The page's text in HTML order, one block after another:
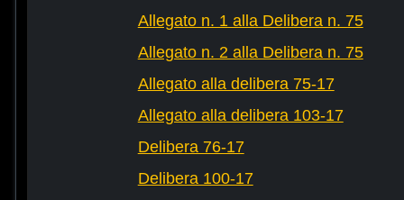
Allegato n. 1 alla Delibera n. 75
Allegato n. 2 alla Delibera n. 75
Allegato alla delibera 75-17
Allegato alla delibera 103-17
Delibera 76-17
Delibera 100-17